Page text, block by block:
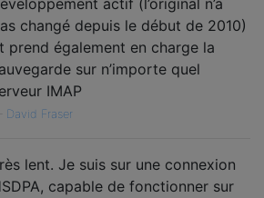
changé depuis le début de 2010)
prend également en charge la
sur n’importe quel
IMAP
David Fraser
lent. Je suis sur une connexion
capable de fonctionner sur